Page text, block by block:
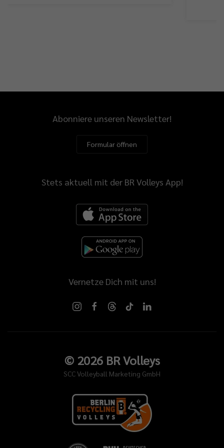
Abonniere unseren Newsletter!
Formular öffnen
Stets aktuell mit der BR Volleys App!
Vernetze Dich mit uns!
© 2026BR Volleys
SCC Volleyball Marketing GmbH